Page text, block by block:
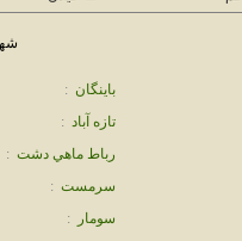
باينگان :
تازه آباد :
رباط ماهي دشت :
سرمست :
سومار
: